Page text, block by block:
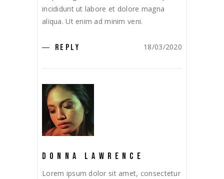
incididunt ut labore et dolore magna
aliqua. Ut enim ad minim veni.
REPLY 18/03/2020
DONNA LAWRENCE
Lorem ipsum dolor sit amet, consectetur